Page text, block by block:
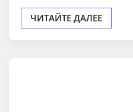
ЧИТАЙТЕ ДАЛЕЕ